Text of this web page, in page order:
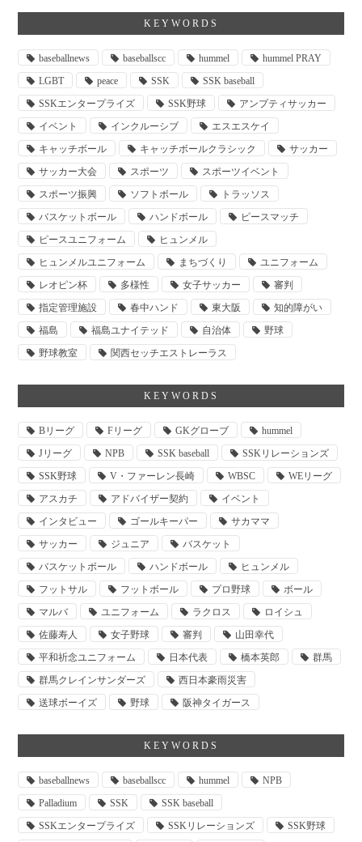
KEYWORDS
baseballnews baseballscc hummel
hummel PRAY
LGBT
peace SSK
SSK baseball
SSKエンタープライズ
SSK野球
アンプティサッカー
イベント
インクルーシブ
エスエスケイ
キャッチボール
キャッチボールクラシック
サッカー
サッカー大会
スポーツ
スポーツイベント
スポーツ振興
ソフトボール
トラッソス
バスケットボール
ハンドボール
ピースマッチ
ピースユニフォーム
ヒュンメル
ヒュンメルユニフォーム
まちづくり
ユニフォーム
レオピン杯
多様性 女子サッカー
審判
指定管理施設
春中ハンド 東大阪
知的障がい
福島
福島ユナイテッド 自治体
野球
野球教室
関西セッチエストレーラス
KEYWORDS
Bリーグ Fリーグ GKグローブ
hummel
Jリーグ
NPB SSK baseball
SSKリレーションズ
SSK野球
V・ファーレン長崎 WBSC
WEリーグ
アスカチ
アドバイザー契約
イベント
インタビュー
ゴールキーパー
サカママ
サッカー
ジュニア
バスケット
バスケットボール
ハンドボール
ヒュンメル
フットサル
フットボール プロ野球
ボール
マルバ
ユニフォーム ラクロス
ロイシュ
佐藤寿人
女子野球 審判
山田幸代
平和祈念ユニフォーム
日本代表 橋本英郎
群馬
群馬クレインサンダーズ
西日本豪雨災害
送球ボーイズ
野球 阪神タイガース
KEYWORDS
baseballnews baseballscc hummel
NPB
Palladium
SSK
SSK baseball
SSKエンタープライズ
SSKリレーションズ
SSK野球